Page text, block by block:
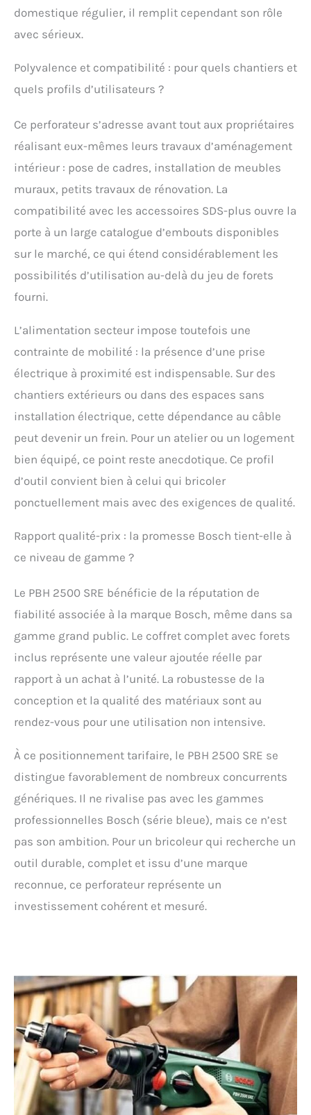
domestique régulier, il remplit cependant son rôle
avec sérieux.
Polyvalence et compatibilité : pour quels chantiers et
quels profils d’utilisateurs ?
Ce perforateur s’adresse avant tout aux propriétaires
réalisant eux-mêmes leurs travaux d’aménagement
intérieur : pose de cadres, installation de meubles
muraux, petits travaux de rénovation. La
compatibilité avec les accessoires SDS-plus ouvre la
porte à un large catalogue d’embouts disponibles
sur le marché, ce qui étend considérablement les
possibilités d’utilisation au-delà du jeu de forets
fourni.
L’alimentation secteur impose toutefois une
contrainte de mobilité : la présence d’une prise
électrique à proximité est indispensable. Sur des
chantiers extérieurs ou dans des espaces sans
installation électrique, cette dépendance au câble
peut devenir un frein. Pour un atelier ou un logement
bien équipé, ce point reste anecdotique. Ce profil
d’outil convient bien à celui qui bricoler
ponctuellement mais avec des exigences de qualité.
Rapport qualité-prix : la promesse Bosch tient-elle à
ce niveau de gamme ?
Le PBH 2500 SRE bénéficie de la réputation de
fiabilité associée à la marque Bosch, même dans sa
gamme grand public. Le coffret complet avec forets
inclus représente une valeur ajoutée réelle par
rapport à un achat à l’unité. La robustesse de la
conception et la qualité des matériaux sont au
rendez-vous pour une utilisation non intensive.
À ce positionnement tarifaire, le PBH 2500 SRE se
distingue favorablement de nombreux concurrents
génériques. Il ne rivalise pas avec les gammes
professionnelles Bosch (série bleue), mais ce n’est
pas son ambition. Pour un bricoleur qui recherche un
outil durable, complet et issu d’une marque
reconnue, ce perforateur représente un
investissement cohérent et mesuré.